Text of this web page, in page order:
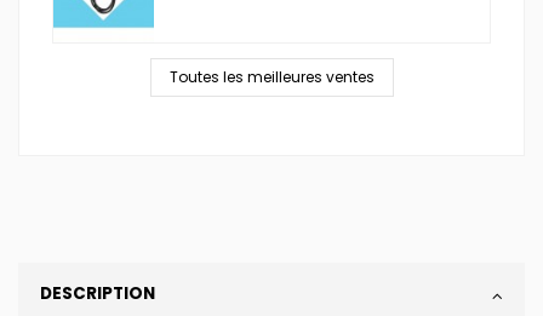
Toutes les meilleures ventes
DESCRIPTION